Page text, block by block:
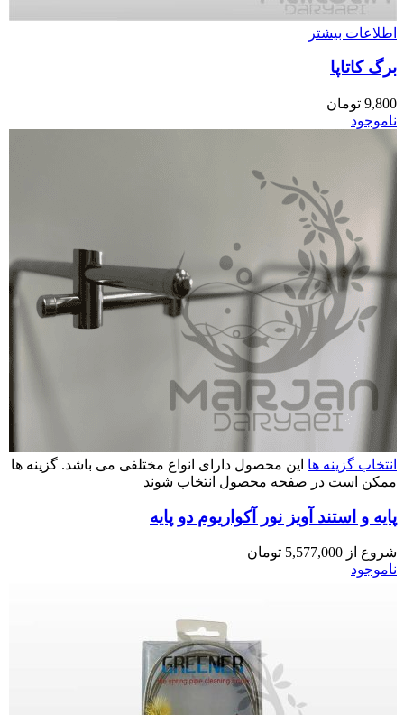
اطلاعات بیشتر
برگ کاتاپا
9,800 تومان
ناموجود
انتخاب گزینه ها این محصول دارای انواع مختلفی می باشد. گزینه ها
ممکن است در صفحه محصول انتخاب شوند
پایه و استند آویز نور آکواریوم دو پایه
شروع از 5,577,000 تومان
ناموجود